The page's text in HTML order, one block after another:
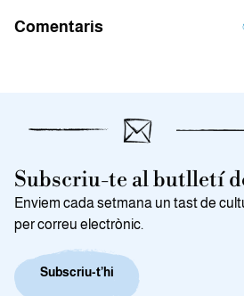
Comentaris
Subscriu-te al butlletí
Enviem cada setmana un tast de
per correu electrònic.
Subscriu-t’hi